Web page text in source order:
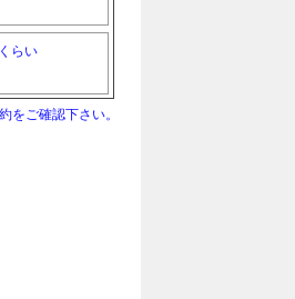
らい
をご確認下さい。